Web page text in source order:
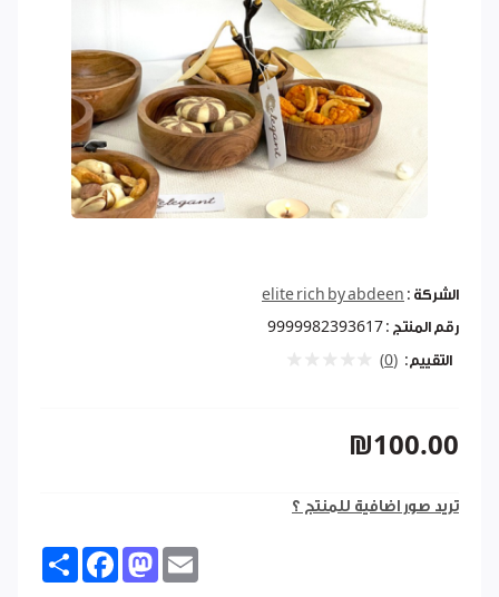
الشركة : elite rich by abdeen
رقم المنتج : 9999982393617
التقييم: (0)
₪100.00
تريد صور اضافية للمنتج ؟
Share FacebookMastodon